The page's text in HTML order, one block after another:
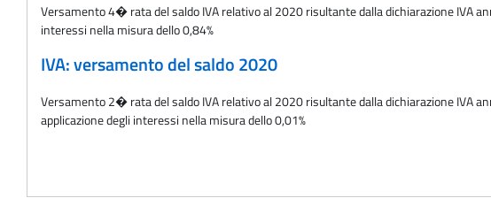
Versamento 4� rata del saldo IVA relativo al 2020 risultante dalla dichiarazione IVA
interessi nella misura dello 0,84%
IVA: versamento del saldo 2020
Versamento 2� rata del saldo IVA relativo al 2020 risultante dalla dichiarazione IVA
applicazione degli interessi nella misura dello 0,01%